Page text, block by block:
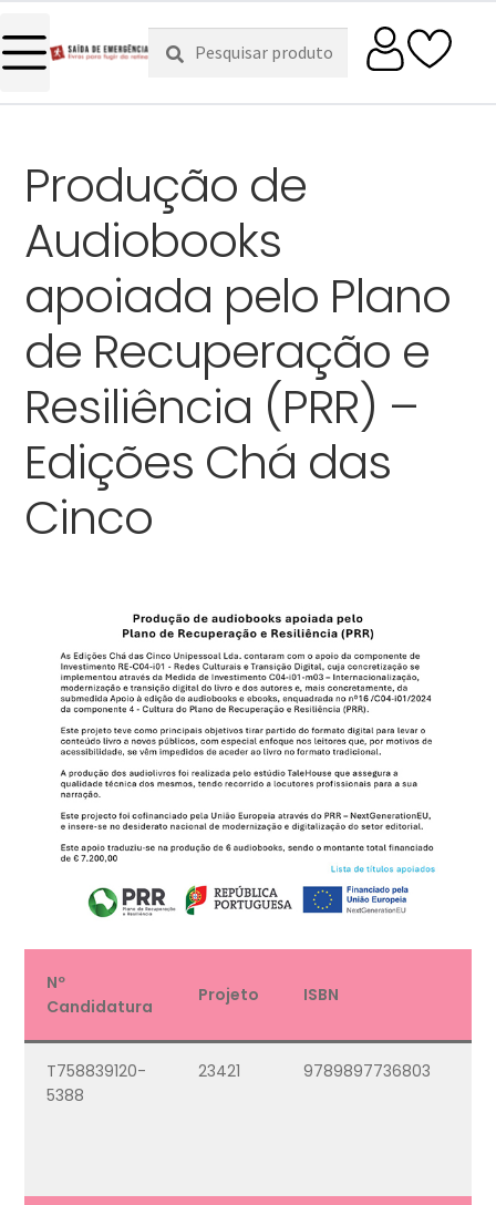
Pesquisar
por:
Pesquisa
Produção de
Audiobooks
apoiada pelo Plano
de Recuperação e
Resiliência (PRR) –
Edições Chá das
Cinco
Nº
Candidatura
Projeto ISBN
T758839120-
5388
23421 9789897736803